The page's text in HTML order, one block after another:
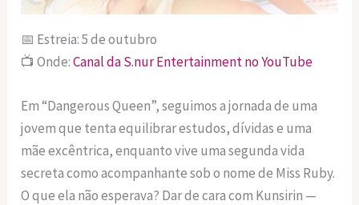
📅 Estreia: 5 de outubro
📺 Onde:Canal da S.nur Entertainment no YouTube
Em “Dangerous Queen”, seguimos a jornada de uma
jovem que tenta equilibrar estudos, dívidas e uma
mãe excêntrica, enquanto vive uma segunda vida
secreta como acompanhante sob o nome de Miss Ruby.
O que ela não esperava? Dar de cara com Kunsirin —